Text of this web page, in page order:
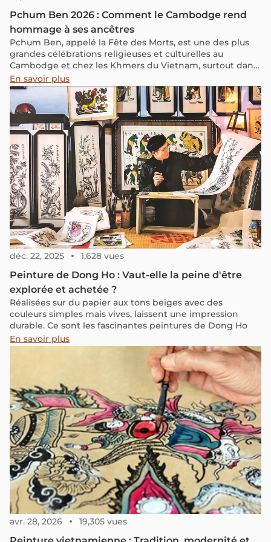
Pchum Ben 2026 : Comment le Cambodge rend
hommage à ses ancêtres
Pchum Ben, appelé la Fête des Morts, est une des plus
grandes célébrations religieuses et culturelles au
Cambodge et chez les Khmers du Vietnam, surtout dans
le delta du Mékong. À la différence du Nouvel An khmer,
qui est une fête de joie et de renouveau, Pchum Ben est
un moment de réflexion et de respect pour les ancêtres.
En savoir plus
déc. 22, 2025 1,628 vues
Peinture de Dong Ho : Vaut-elle la peine d'être
explorée et achetée ?
Réalisées sur du papier aux tons beiges avec des
couleurs simples mais vives, laissent une impression
durable. Ce sont les fascinantes peintures de Dong Ho
En savoir plus
avr. 28, 2026 19,305 vues